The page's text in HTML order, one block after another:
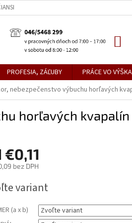
TEPLICE
PROFESIA, ZÁĽUBY PRÁCE VO
nebezpečenstvo výbuchu horľavých
horľavých kvapalín
€0,11
bez DPH
variant
(a x b)